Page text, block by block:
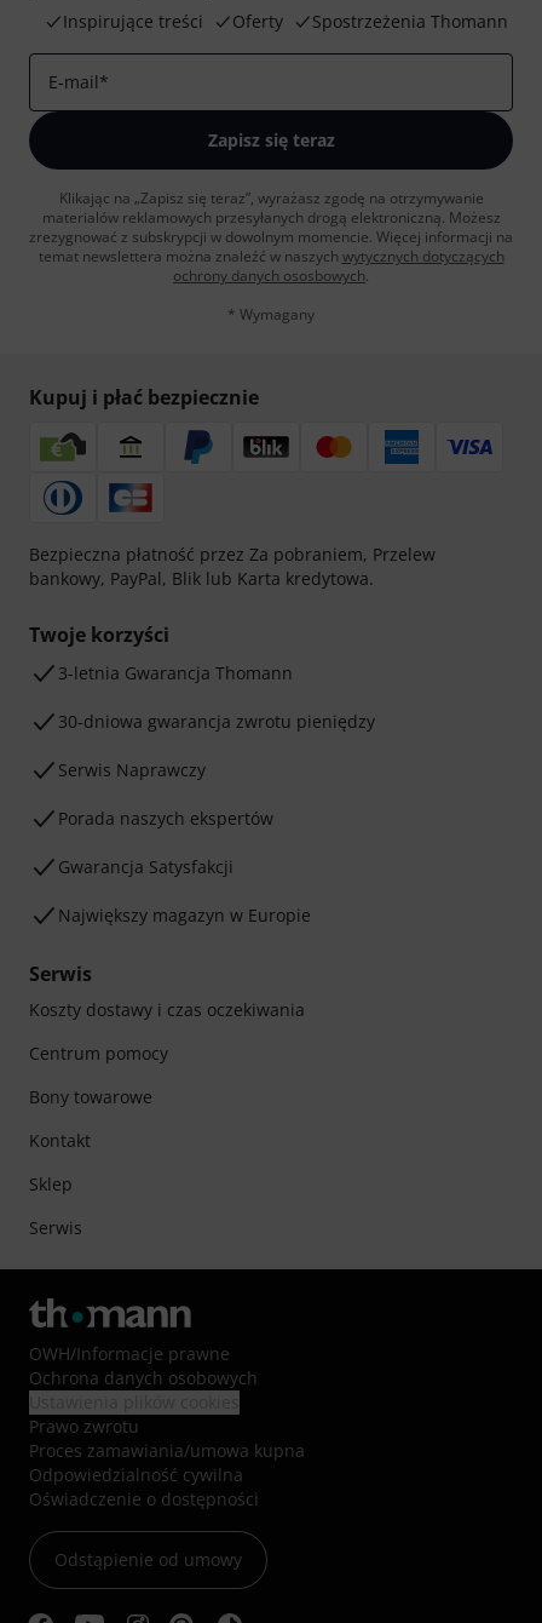
Inspirujące treści
Oferty Spostrzeżenia Thomann
E-mail*
Zapisz się teraz
Klikając na „Zapisz się teraz”, wyrażasz zgodę na otrzymywanie
materialów reklamowych przesyłanych drogą elektroniczną. Możesz
zrezygnować z subskrypcji w dowolnym momencie. Więcej informacji na
temat newslettera można znaleźć w naszych wytycznych dotyczących
ochrony danych ososbowych.
* Wymagany
Kupuj i płać bezpiecznie
Bezpieczna płatność przez Za pobraniem, Przelew
bankowy, PayPal, Blik lub Karta kredytowa.
Twoje korzyści
3-letnia Gwarancja Thomann
30-dniowa gwarancja zwrotu pieniędzy
Serwis Naprawczy
Porada naszych ekspertów
Gwarancja Satysfakcji
Największy magazyn w Europie
Serwis
Koszty dostawy i czas oczekiwania
Centrum pomocy
Bony towarowe
Kontakt
Sklep
Serwis
OWH/Informacje prawne
Ochrona danych osobowych
Prawo zwrotu
Proces zamawiania/umowa kupna
Odpowiedzialność cywilna
Oświadczenie o dostępności
Odstąpienie od umowy